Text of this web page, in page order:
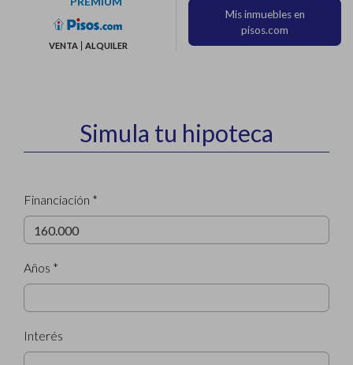
VENTA ALQUILER
Mis inmuebles en
pisos.com
Simula tu hipoteca
Financiación *
Años *
Interés